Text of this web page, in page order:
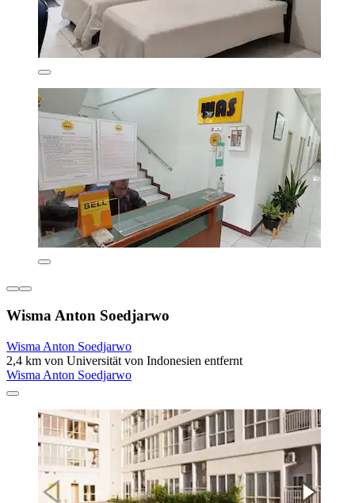
Wisma Anton Soedjarwo
Wisma Anton Soedjarwo
2,4 km von Universität von Indonesien entfernt
Wisma Anton Soedjarwo